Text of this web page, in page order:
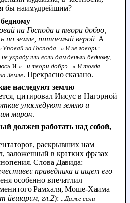
бы наимудрейшим?
на Господа и твори добро,
на земле, питаемый верой. А
на Господа...» И не говори:
украду или если дам деньги бедному,
и «...и твори добро...» И тогда
Земле. Прекрасно сказано.
наследуют землю
цитировал Иисус в Нагорной
унаследуют землю и
миром.
должен работать над собой,
раскрывших нам
заложенный в кратких фразах
Слова Давида:
праведника и ищет его
особенно впечатлил
Рамхаля, Моше-Хаима
йешарим, гл.2): ...Даже если